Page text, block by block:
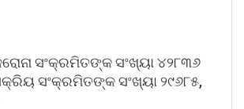
ସଂକ୍ରମିତଙ୍କ ସଂଖ୍ୟା ୪୨୮୩୬
ସଂକ୍ରମିତଙ୍କ ସଂଖ୍ୟା ୨୯୬୮୫,